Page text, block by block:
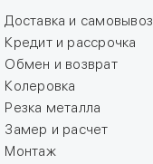
Доставка и самовывоз
Кредит и рассрочка
Обмен и возврат
Колеровка
Резка металла
Замер и расчет
Монтаж